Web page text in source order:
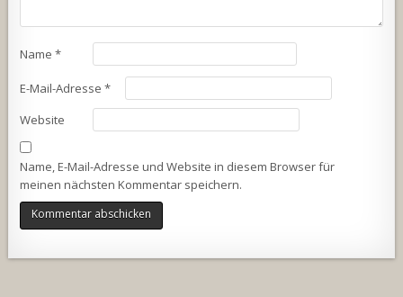
Name*
E-Mail-Adresse*
Website
Name, E-Mail-Adresse und Website in diesem Browser für
meinen nächsten Kommentar speichern.